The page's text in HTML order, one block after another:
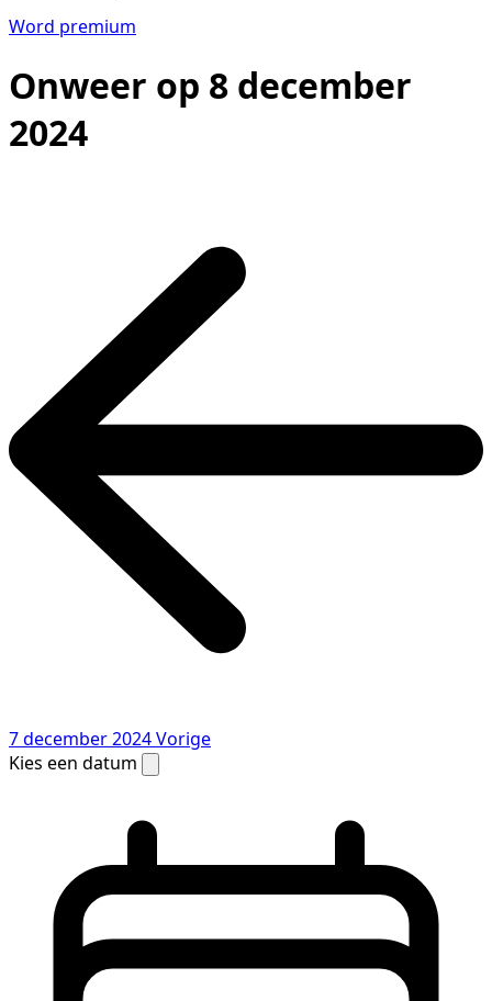
Word premium
Onweer op 8 december
2024
7 december 2024Vorige
Kies een datum